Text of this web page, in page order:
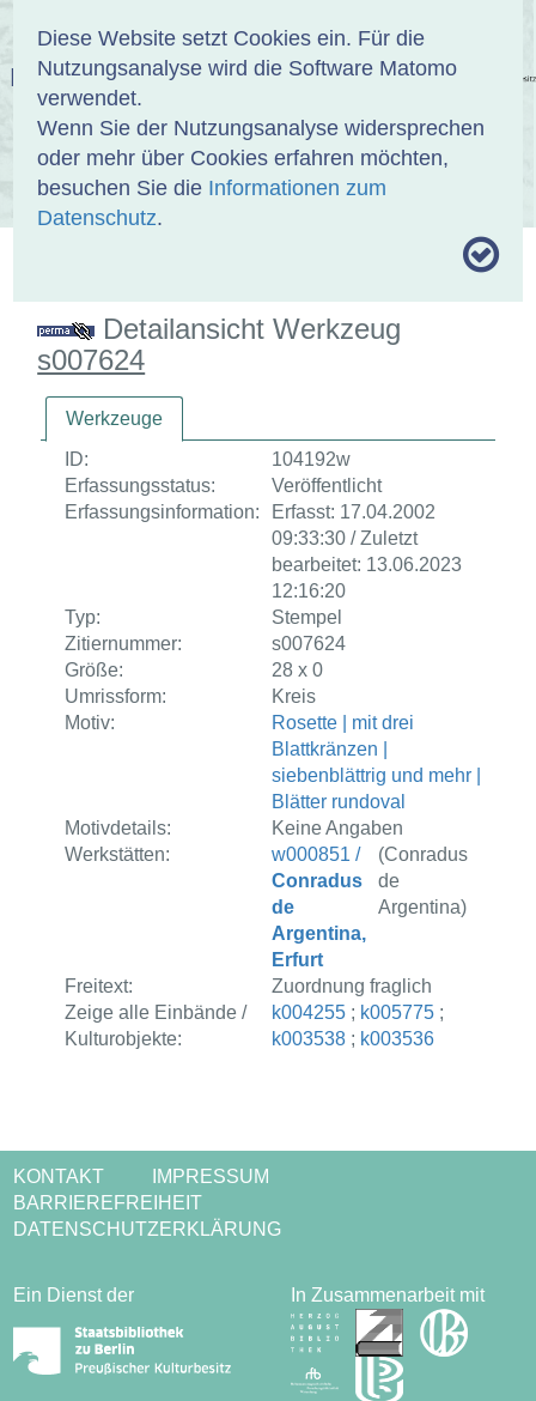
Diese Website setzt Cookies ein. Für die
Nutzungsanalyse wird die Software Matomo
verwendet.
Wenn Sie der Nutzungsanalyse widersprechen
oder mehr über Cookies erfahren möchten,
besuchen Sie die Informationen zum
Datenschutz.
EINBANDDATENBANK
ÜBER UNS SAMMLUNGEN SUCHE
Detailansicht Werkzeug
s007624
Werkzeuge
ID:
104192w
Erfassungsstatus:
Veröffentlicht
Erfassungsinformation:
Erfasst: 17.04.2002
09:33:30 / Zuletzt
bearbeitet: 13.06.2023
12:16:20
Typ:
Stempel
Zitiernummer:
s007624
Größe:
28 x 0
Umrissform:
Kreis
Motiv:
Rosette | mit drei
Blattkränzen |
siebenblättrig und mehr |
Blätter rundoval
Motivdetails:
Keine Angaben
Werkstätten:
w000851 /
Conradus
de
Argentina,
Erfurt
(Conradus
de
Argentina)
Freitext:
Zuordnung fraglich
Zeige alle Einbände /
Kulturobjekte:
k004255 ; k005775 ;
k003538 ; k003536
KONTAKT
IMPRESSUM
BARRIEREFREIHEIT
DATENSCHUTZERKLÄRUNG
Ein Dienst der In Zusammenarbeit mit